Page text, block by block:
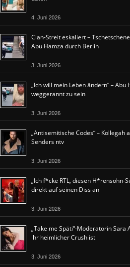
4. Juni 2026
Clan-Streit eskaliert –
Abu Hamza durch Berlin
3. Juni 2026
„Ich will mein Leben ändern“ –
weggerannt zu sein
3. Juni 2026
„Antisemitische Codes“ –
Senders ntv
3. Juni 2026
„Ich f*cke RTL, diesen H*rensohn-
direkt auf seinen Diss an
3. Juni 2026
„Take me Späti“-Moderatorin
ihr heimlicher Crush ist
3. Juni 2026